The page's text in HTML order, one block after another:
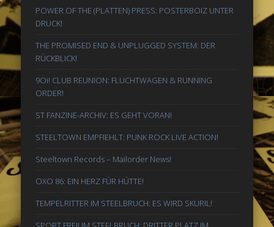
POWER OF THE (PLATTEN) PRESS: POSTERBOIZ UNTER
DRUCK!
THE PROMISED END & UNPLUGGED SYSTEM: DER
RÜCKBLICK!
9Oi! CLUB REUNION: FLUCHTWAGEN & RUNNING
ORDER!
ST FANZINE-ARCHIV: ES GEHT VORAN!
STEELTOWN EMPFIEHLT: PUNK ROCK LIVE ACTION!
Steeltown Records – Mailorder News!
OXO 86: EIN HERZ FÜR HÜTTE!
TEMPELRITTER IM STEELBRUCH: ES WIRD SKURIL!